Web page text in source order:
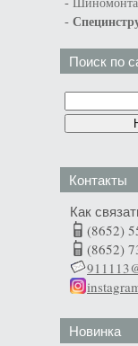
-
Поиск по
Контакты
Как
(8652)
(8652)
Новинка